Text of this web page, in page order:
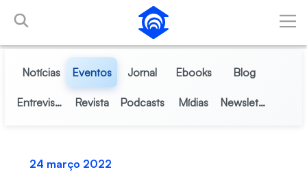
Pular para o Conteúdo principal
Notícias Eventos Jornal Ebooks Blog
Entrevistas Revista Podcasts Mídias Newsletter
24 março 2022